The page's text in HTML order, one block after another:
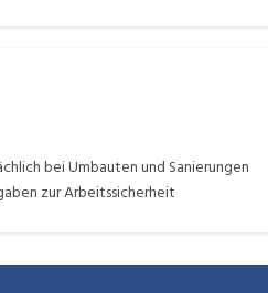
bei Umbauten und Sanierungen
zur Arbeitssicherheit